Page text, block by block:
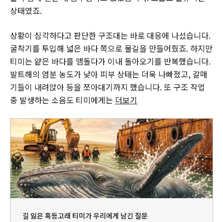
상태였죠.
상황이 심각하다고 판단한 구조대는 바로 대응에 나섰습니다.
굴착기를 투입해 넓은 바다 쪽으로 물길을 만들어줬죠. 하지만
티미는 얕은 바다를 맴돌다가 이내 돌아오기를 반복했습니다.
발트해의 염분 농도가 낮아 피부 상태는 더욱 나빠졌고, 갈매
기들이 내려앉아 등을 쪼아대기까지 했습니다. 또 구조 작업
중 발생하는 소음도 티미에게는 더보기
길 잃은 혹등고래 티미가 우리에게 남긴 질문